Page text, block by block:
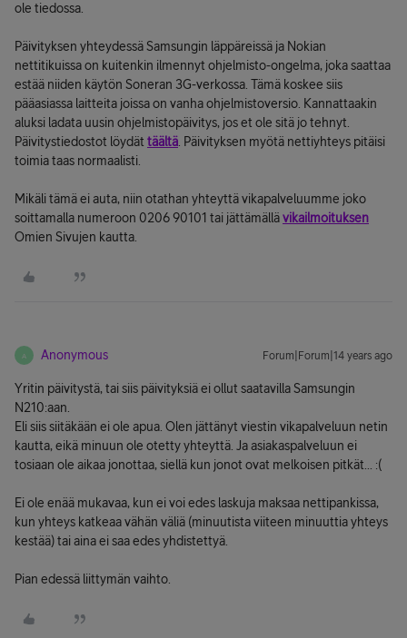
ole tiedossa.
Päivityksen yhteydessä Samsungin läppäreissä ja Nokian
nettitikuissa on kuitenkin ilmennyt ohjelmisto-ongelma, joka saattaa
estää niiden käytön Soneran 3G-verkossa. Tämä koskee siis
pääasiassa laitteita joissa on vanha ohjelmistoversio. Kannattaakin
aluksi ladata uusin ohjelmistopäivitys, jos et ole sitä jo tehnyt.
Päivitystiedostot löydät täältä . Päivityksen myötä nettiyhteys pitäisi
toimia taas normaalisti.
Mikäli tämä ei auta, niin otathan yhteyttä vikapalveluumme joko
soittamalla numeroon 0206 90101 tai jättämällävikailmoituksen
Omien Sivujen kautta.
A Anonymous Forum|Forum|14 years ago
Yritin päivitystä, tai siis päivityksiä ei ollut saatavilla Samsungin
N210:aan.
Eli siis siitäkään ei ole apua. Olen jättänyt viestin vikapalveluun netin
kautta, eikä minuun ole otetty yhteyttä. Ja asiakaspalveluun ei
tosiaan ole aikaa jonottaa, siellä kun jonot ovat melkoisen pitkät... :(
Ei ole enää mukavaa, kun ei voi edes laskuja maksaa nettipankissa,
kun yhteys katkeaa vähän väliä (minuutista viiteen minuuttia yhteys
kestää) tai aina ei saa edes yhdistettyä.
Pian edessä liittymän vaihto.